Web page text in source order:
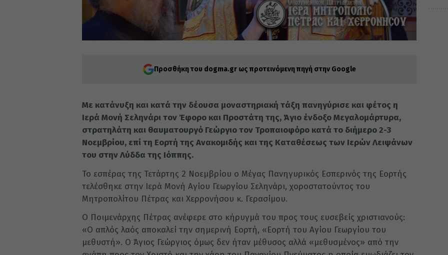
Προσθήκη του dogma.gr ως προτεινόμενη πηγή στην Google
Με κατάνυξη και κατά την δέουσα μοναστηριακή τάξη πανηγύρισε και φέτος η
Ιερά Μονή Σεληνάρι τον Έφορο και Προστάτη της, Άγιο ένδοξο Μεγαλομάρτυρα,
στρατηλάτη και θαυματουργό Γεώργιο τον Τροπαιοφόρο κατά το διήμερο 2-3
Νοεμβρίου, επί τη Εορτή της Ανακομιδής και της Καταθέσεως των Ιερών Λειψάνων
του στην Λύδδα της Ιόππης.
Το εσπέρας της Τετάρτης 2 Νοεμβρίου ο Μέγας Πανηγυρικός Εσπερινός της Εορτής
τελέσθηκε στην Ιερά Μονή Αγίου Γεωργίου Σεληνάρι, χοροστατούντος του
Μητροπολίτου Πέτρας και Χερρονήσου κ. Γερασίμου.
Ο Ποιμενάρχης Πέτρας ανέφερε στο κήρυγμά του προς τους ευσεβείς χριστιανούς:
«Ο απλός λαός αποκαλεί την σημερινή Εορτή, «Εορτή του Αγίου Γεωργίου του
μεθυστή». Ο Άγιος Γεώργιος όμως δεν ήταν μέθυσος αλλά «μεθυσμένος» από την